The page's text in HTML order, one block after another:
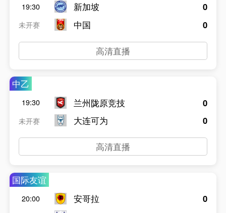
19:30
未开赛
新加坡
中国
0
0
高清直播
中乙
19:30
未开赛
兰州陇原竞技
大连可为
0
0
高清直播
国际友谊
20:00
安哥拉
0